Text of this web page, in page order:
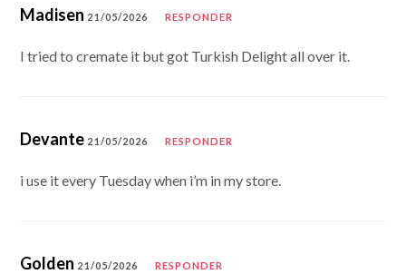
Madisen 21/05/2026 RESPONDER
I tried to cremate it but got Turkish Delight all over it.
Devante 21/05/2026 RESPONDER
i use it every Tuesday when i’m in my store.
Golden 21/05/2026 RESPONDER